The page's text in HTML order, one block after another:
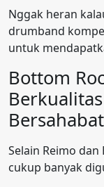
Nggak heran
drumband
untuk
Bottom
Bersahabat
Selain Reimo dan
cukup banyak